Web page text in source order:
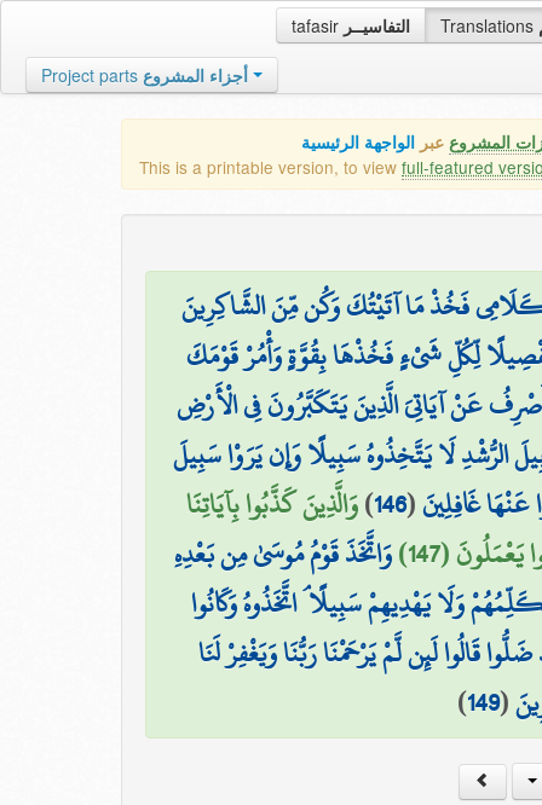
tafasir التفاسيــر Translations
Project parts أجزاء المشروع
المشروع عبر الواجهة الرئيسية
This is a printable version, to view full-featured
فَخُذْ مَا آتَيْتُكَ وَكُن مِّنَ الشَّاكِرِينَ
لِّكُلِّ شَيْءٍ فَخُذْهَا بِقُوَّةٍ وَأْمُرْ قَوْمَكَ
عَنْ آيَاتِيَ الَّذِينَ يَتَكَبَّرُونَ فِي الْأَرْضِ
الرُّشْدِ لَا يَتَّخِذُوهُ سَبِيلًا وَإِن يَرَوْا سَبِيلَ
عَنْهَا غَافِلِينَ(
146
)وَالَّذِينَ كَذَّبُوا بِآيَاتِنَا
(147)
وَاتَّخَذَ قَوْمُ مُوسَىٰ مِن بَعْدِهِ
وَلَا يَهْدِيهِمْ سَبِيلًا ۘ اتَّخَذُوهُ وَكَانُوا
قَالُوا لَئِن لَّمْ يَرْحَمْنَا رَبُّنَا وَيَغْفِرْ لَنَا
(
149
)